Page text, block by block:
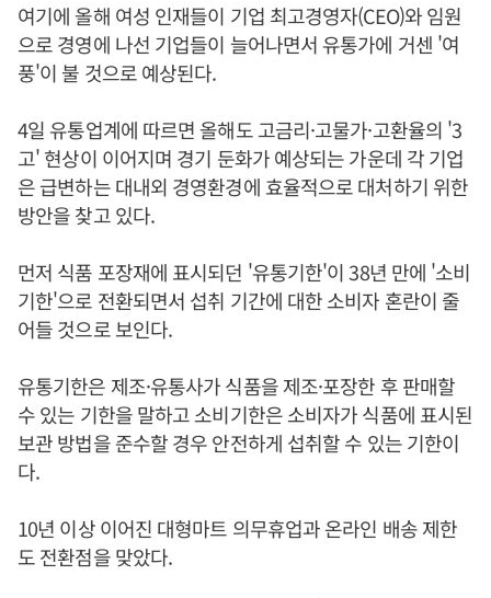
여기에 올해 여성 인재들이 기업 최고경영자(CEO)와 임원
으로 경영에 나선 기업들이 늘어나면서 유통가에 거센 '여
풍'이 불 것으로 예상된다.
4일 유통업계에 따르면 올해도 고금리·고물가·고환율의 '3
고' 현상이 이어지며 경기 둔화가 예상되는 가운데 각 기업
은 급변하는 대내외 경영환경에 효율적으로 대처하기 위한
방안을 찾고 있다.
먼저 식품 포장재에 표시되던 '유통기한'이 38년 만에 '소비
기한'으로 전환되면서 섭취 기간에 대한 소비자 혼란이 줄
어들 것으로 보인다.
유통기한은 제조·유통사가 식품을 제조·포장한 후 판매할
수 있는 기한을 말하고 소비기한은 소비자가 식품에 표시된
보관 방법을 준수할 경우 안전하게 섭취할 수 있는 기한이
다.
10년 이상 이어진 대형마트 의무휴업과 온라인 배송 제한
도 전환점을 맞았다.